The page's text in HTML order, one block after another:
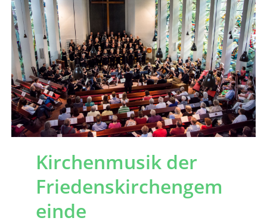
Kirchenmusik der
Friedenskirchengem
einde